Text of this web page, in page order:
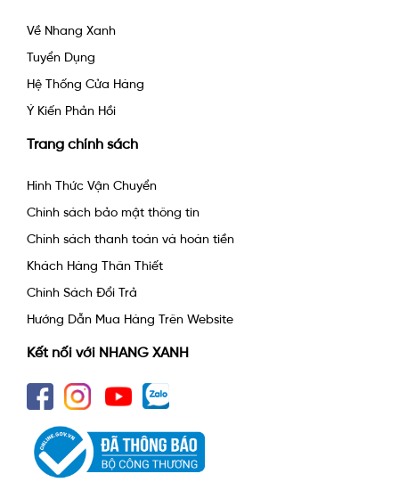
Về Nhang Xanh
Tuyển Dụng
Hệ Thống Cửa Hàng
Ý Kiến Phản Hồi
Trang chính sách
Hình Thức Vận Chuyển
Chính sách bảo mật thông tin
Chính sách thanh toán và hoàn tiền
Khách Hàng Thân Thiết
Chính Sách Đổi Trả
Hướng Dẫn Mua Hàng Trên Website
Kết nối với NHANG XANH